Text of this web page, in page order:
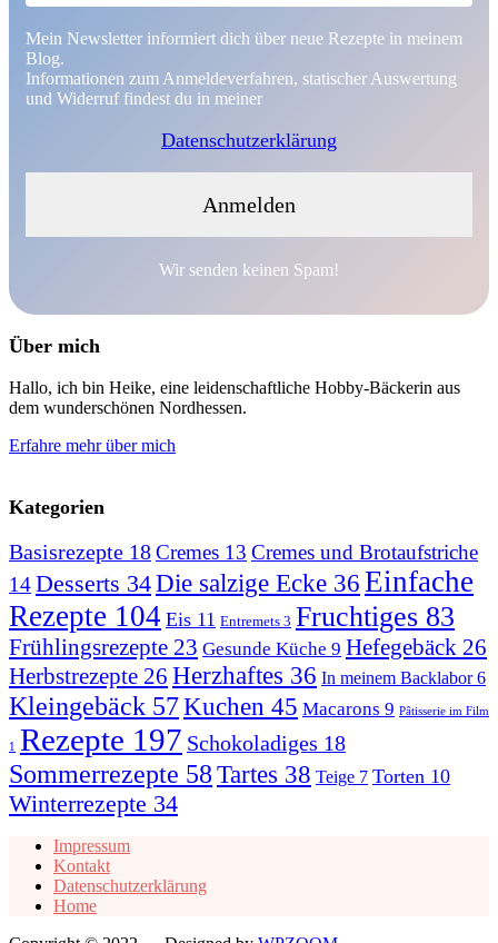
Mein Newsletter informiert dich über neue Rezepte in meinem
Blog.
Informationen zum Anmeldeverfahren, statischer Auswertung
und Widerruf findest du in meiner
Datenschutzerklärung
Wir senden keinen Spam!
Über mich
Hallo, ich bin Heike, eine leidenschaftliche Hobby-Bäckerin aus
dem wunderschönen Nordhessen.
Erfahre mehr über mich
Kategorien
Basisrezepte 18Cremes 13 Cremes und Brotaufstriche
14Desserts 34Die salzige Ecke 36 Einfache
Rezepte 104 Eis 11 Entremets 3 Fruchtiges 83
Frühlingsrezepte 23 Gesunde Küche 9 Hefegebäck 26
Herbstrezepte 26 Herzhaftes 36 In meinem Backlabor6
Kleingebäck 57Kuchen 45 Macarons 9 Pâtisserie im Film
1 Rezepte 197 Schokoladiges 18
Sommerrezepte 58 Tartes 38 Teige 7 Torten 10
Winterrezepte 34
Impressum
Kontakt
Datenschutzerklärung
Home